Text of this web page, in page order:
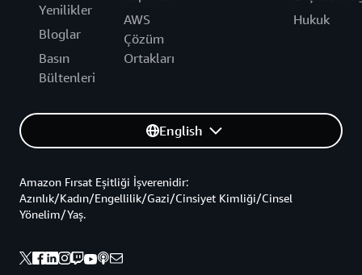
Yenilikler
Bloglar
Basın
Bültenleri
AWS
Çözüm
Ortakları
Hukuk
English
Amazon Fırsat Eşitliği İşverenidir:
Azınlık/Kadın/Engellilik/Gazi/Cinsiyet Kimliği/Cinsel
Yönelim/Yaş.